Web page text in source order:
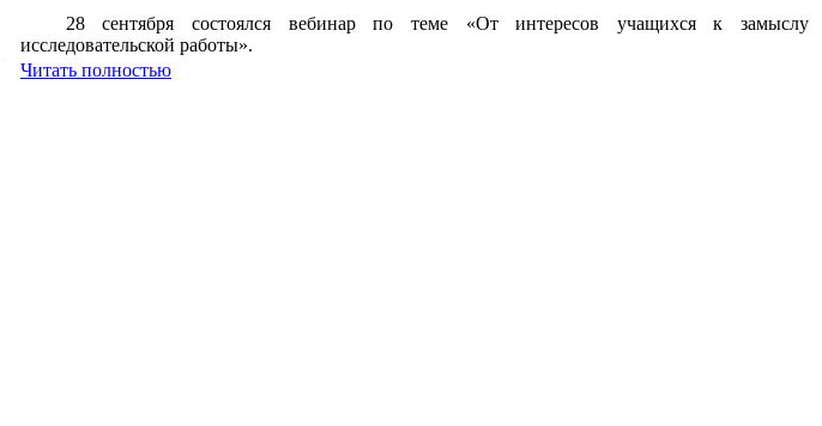
28 сентября состоялся вебинар по теме «От интересов учащихся к замыслу
исследовательской работы».
Читать полностью